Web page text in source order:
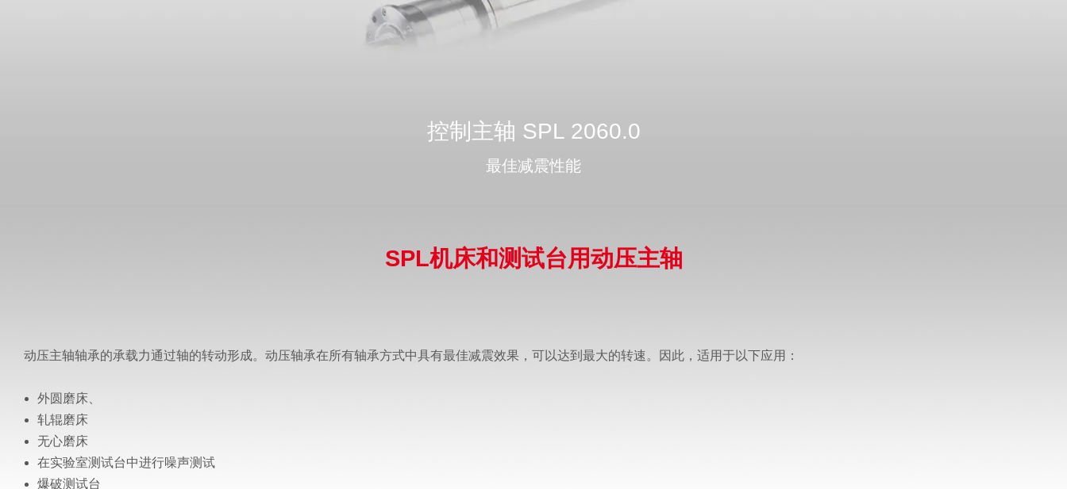
控制主轴 SPL 2060.0
最佳减震性能
SPL机床和测试台用动压主轴
动压主轴轴承的承载力通过轴的转动形成。动压轴承在所有轴承方式中具有最佳减震效果，可以达到最大的转速。因此，适用于以下应用：
外圆磨床、
轧辊磨床
无心磨床
在实验室测试台中进行噪声测试
爆破测试台